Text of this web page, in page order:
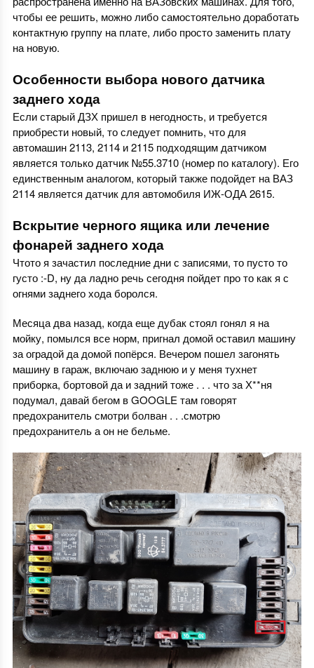
чтобы ее решить, можно либо самостоятельно доработать
контактную группу на плате, либо просто заменить плату
на новую.
Особенности выбора нового датчика
заднего хода
Если старый ДЗХ пришел в негодность, и требуется
приобрести новый, то следует помнить, что для
автомашин 2113, 2114 и 2115 подходящим датчиком
является только датчик №55.3710 (номер по каталогу). Его
единственным аналогом, который также подойдет на ВАЗ
2114 является датчик для автомобиля ИЖ-ОДА 2615.
Вскрытие черного ящика или лечение
фонарей заднего хода
Чтото я зачастил последние дни с записями, то пусто то
густо :-D, ну да ладно речь сегодня пойдет про то как я с
огнями заднего хода боролся.
Месяца два назад, когда еще дубак стоял гонял я на
мойку, помылся все норм, пригнал домой оставил машину
за оградой да домой попёрся. Вечером пошел загонять
машину в гараж, включаю заднюю и у меня тухнет
приборка, бортовой да и задний тоже . . . что за Х**ня
подумал, давай бегом в GOOGLE там говорят
предохранитель смотри болван . . .смотрю
предохранитель а он не бельме.